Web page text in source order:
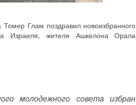
Глам поздравил новоизбранного
Израиля, жителя Ашкелона Орала
молодежного совета избран